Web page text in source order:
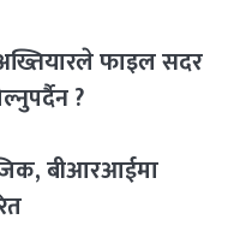
फाइल सदर
?
बीआरआईमा